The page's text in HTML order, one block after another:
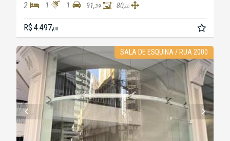
2 1 1 91,39 80,00
R$ 4.497,00
SALA DE ESQUINA / RUA 2000